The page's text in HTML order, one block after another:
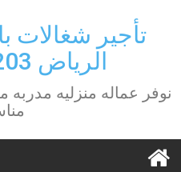
contentتأجير شغالات
الرياض 0582506203
نوفر عماله منزليه